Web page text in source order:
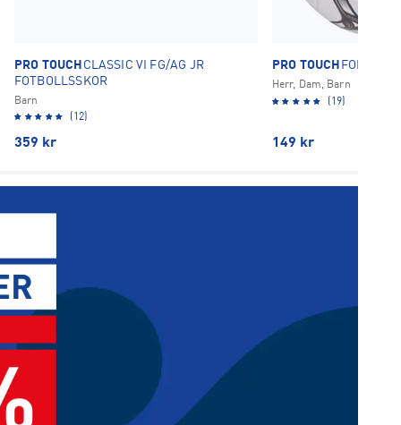
PRO TOUCH CLASSIC VI FG/AG JR
FOTBOLLSSKOR
Barn
(12)
359 kr
PRO TOUCH FORCE 20
Herr, Dam, Barn
(19)
149 kr